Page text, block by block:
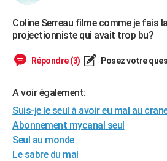
HIGH-TECH
Mobiles
Meilleur smartphone
Internet
Ordinateurs
Jeux vidéo
Guide high-tech
+
Forum
Aménagement intérieur
Extérieur
Cuisine
Salle de bains
Jardinage
Rangement
WEEK-END
Guides de France
Escapades
Patrimoine
Expositions
Musées
Week-end nature
+LIFESTYLE
Art de vivre
Bien-être
Loisirs
Mode
Modes de vie
SANTE
Alimentation
Guide de la santé
Maladies
Médicaments
Sommeil
VOYAGE
Coline Serreau filme comme je fais
projectionniste qui avait trop bu?
Répondre (3) Posez votre
A voir également:
Suis-je le seul à avoir eu mal au
Abonnement mycanal seul
Seul au monde
Le sabre du mal